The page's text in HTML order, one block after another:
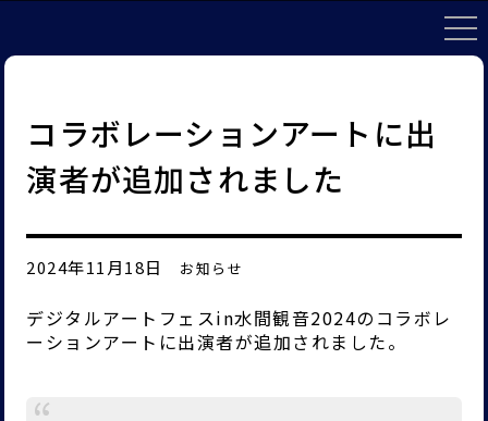
コラボレーションアートに出
演者が追加されました
2024年11月18日 お知らせ
デジタルアートフェスin水間観音2024のコラボレ
ーションアートに出演者が追加されました。